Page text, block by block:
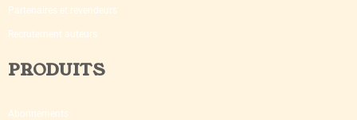
Partenaires et revendeurs
Recrutement auteurs
PRODUITS
Abonnements